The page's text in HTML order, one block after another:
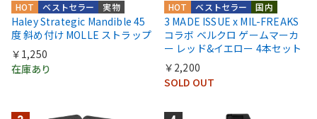
実物
ベストセラー
HOT
Haley Strategic Mandible 45
度 斜め付け MOLLE ストラップ
￥1,250
在庫あり
国内
ベストセラー
HOT
3 MADE ISSUE x MIL-FREAKS
コラボ ベルクロ ゲームマーカ
ー レッド&イエロー 4本セット
￥2,200
SOLD OUT